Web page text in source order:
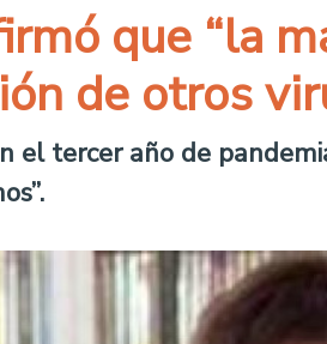
que “la
de otros
tercer año de